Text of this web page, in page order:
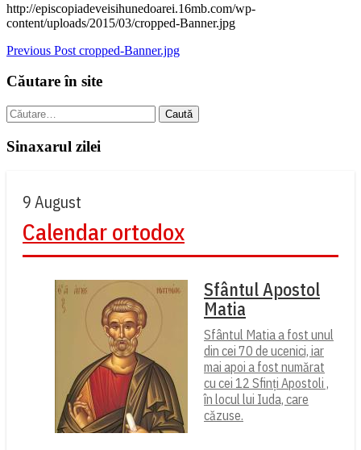
http://episcopiadeveisihunedoarei.16mb.com/wp-
content/uploads/2015/03/cropped-Banner.jpg
Navigare
în
Previous Post cropped-Banner.jpg
Căutare în site
Caută
după:
Sinaxarul zilei
9 August
Calendar ortodox
Sfântul Apostol
Matia
Sfântul Matia a fost unul
din cei 70 de ucenici, iar
mai apoi a fost numărat
cu cei 12 Sfinți Apostoli ,
în locul lui Iuda, care
căzuse.